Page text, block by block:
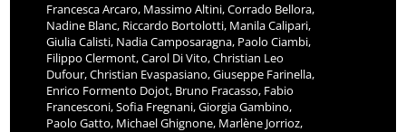
Francesca Arcaro, Massimo Altini, Corrado Bellora,
Nadine Blanc, Riccardo Bortolotti, Manila Calipari,
Giulia Calisti, Nadia Camposaragna, Paolo Ciambi,
Filippo Clermont, Carol Di Vito, Christian Leo
Dufour, Christian Evaspasiano, Giuseppe Farinella,
Enrico Formento Dojot, Bruno Fracasso, Fabio
Francesconi, Sofia Fregnani, Giorgia Gambino,
Paolo Gatto, Michael Ghignone, Marlène Jorrioz,